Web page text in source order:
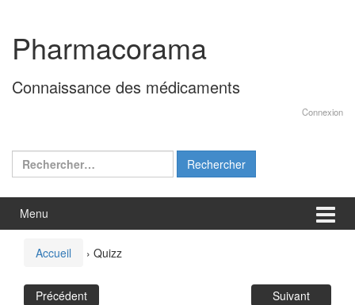
contenu
menu
principal
Pharmacorama
Connaissance des médicaments
Connexion
Rechercher :
Menu
Accueil › Quizz
Précédent Suivant